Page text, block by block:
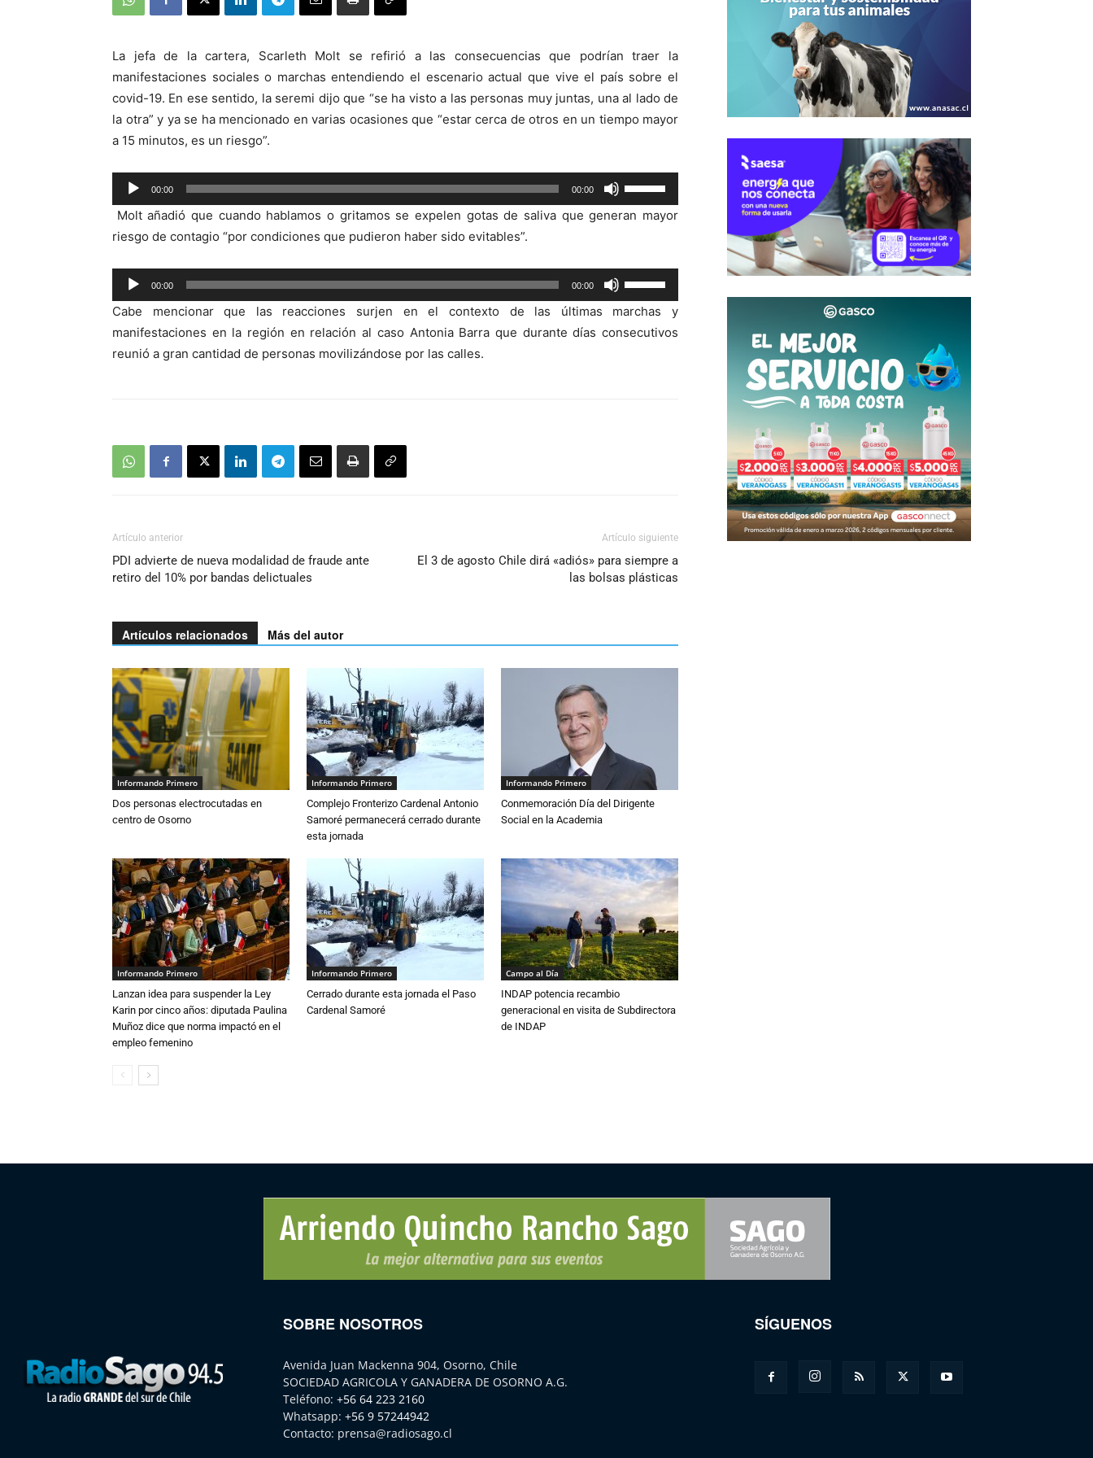
La jefa de la cartera, Scarleth Molt se refirió a las consecuencias que podrían traer la
manifestaciones sociales o marchas entendiendo el escenario actual que vive el país sobre el
covid-19. En ese sentido, la seremi dijo que “se ha visto a las personas muy juntas, una al lado de
la otra” y ya se ha mencionado en varias ocasiones que “estar cerca de otros en un tiempo mayor
a 15 minutos, es un riesgo”.
Reproductor
de
audio
00:00 00:00
las
teclas
flecha
arriba/abajo
para
aumentar
Molt añadió que cuando hablamos o gritamos se expelen gotas de saliva que generan mayor
riesgo de contagio “por condiciones que pudieron haber sido evitables”.
Reproductor
de
audio
00:00 00:00
las
teclas
de
Cabe mencionar que las reacciones surjen en el contexto de las últimas marchas y
manifestaciones en la región en relación al caso Antonia Barra que durante días consecutivos
reunió a gran cantidad de personas movilizándose por las calles.
Artículo anterior
PDI advierte de nueva modalidad de fraude ante
retiro del 10% por bandas delictuales
Artículo siguiente
El 3 de agosto Chile dirá «adiós» para siempre a
las bolsas plásticas
Artículos relacionados Más del autor
Informando Primero
Dos personas electrocutadas en
centro de Osorno
Informando Primero
Complejo Fronterizo Cardenal Antonio
Samoré permanecerá cerrado durante
esta jornada
Informando Primero
Conmemoración Día del Dirigente
Social en la Academia
Informando Primero
Lanzan idea para suspender la Ley
Karin por cinco años: diputada Paulina
Muñoz dice que norma impactó en el
empleo femenino
Informando Primero
Cerrado durante esta jornada el Paso
Cardenal Samoré
Campo al Día
INDAP potencia recambio
generacional en visita de Subdirectora
de INDAP
SOBRE NOSOTROS
Avenida Juan Mackenna 904, Osorno, Chile
SOCIEDAD AGRICOLA Y GANADERA DE OSORNO A.G.
Teléfono: +56 64 223 2160
Whatsapp: +56 9 57244942
Contacto: prensa@radiosago.cl
SÍGUENOS